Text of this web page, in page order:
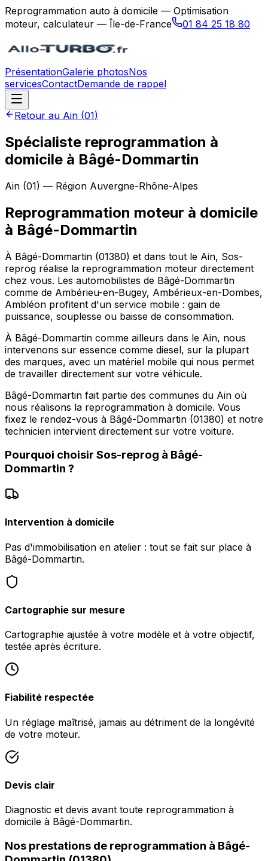
Reprogrammation auto à domicile — Optimisation
moteur, calculateur — Île-de-France
01 84 25 18 80
PrésentationGalerie photosNos
servicesContactDemande de rappel
Retour au Ain (01)
Spécialiste reprogrammation à
domicile à Bâgé-Dommartin
Ain (01) — Région Auvergne-Rhône-Alpes
Reprogrammation moteur à domicile
à Bâgé-Dommartin
À Bâgé-Dommartin (01380) et dans tout le Ain, Sos-
reprog réalise la reprogrammation moteur directement
chez vous. Les automobilistes de Bâgé-Dommartin
comme de Ambérieu-en-Bugey, Ambérieux-en-Dombes,
Ambléon profitent d'un service mobile : gain de
puissance, souplesse ou baisse de consommation.
À Bâgé-Dommartin comme ailleurs dans le Ain, nous
intervenons sur essence comme diesel, sur la plupart
des marques, avec un matériel mobile qui nous permet
de travailler directement sur votre véhicule.
Bâgé-Dommartin fait partie des communes du Ain où
nous réalisons la reprogrammation à domicile. Vous
fixez le rendez-vous à Bâgé-Dommartin (01380) et notre
technicien intervient directement sur votre voiture.
Pourquoi choisir Sos-reprog à Bâgé-
Dommartin ?
Intervention à domicile
Pas d'immobilisation en atelier : tout se fait sur place à
Bâgé-Dommartin.
Cartographie sur mesure
Cartographie ajustée à votre modèle et à votre objectif,
testée après écriture.
Fiabilité respectée
Un réglage maîtrisé, jamais au détriment de la longévité
de votre moteur.
Devis clair
Diagnostic et devis avant toute reprogrammation à
domicile à Bâgé-Dommartin.
Nos prestations de reprogrammation à Bâgé-